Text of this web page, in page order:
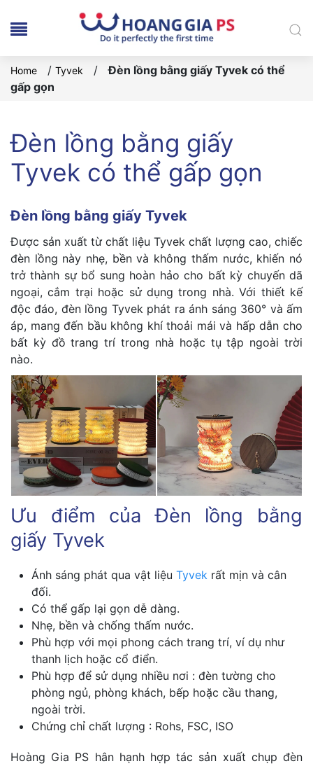
Home / Tyvek /
Đèn lồng bằng giấy Tyvek có thể
gấp gọn
Đèn lồng bằng giấy
Tyvek có thể gấp gọn
Đèn lồng bằng giấy Tyvek
Được sản xuất từ chất liệu Tyvek chất lượng cao, chiếc
đèn lồng này nhẹ, bền và không thấm nước, khiến nó
trở thành sự bổ sung hoàn hảo cho bất kỳ chuyến dã
ngoại, cắm trại hoặc sử dụng trong nhà. Với thiết kế
độc đáo, đèn lồng Tyvek phát ra ánh sáng 360° và ấm
áp, mang đến bầu không khí thoải mái và hấp dẫn cho
bất kỳ đồ trang trí trong nhà hoặc tụ tập ngoài trời
nào.
Ưu điểm của Đèn lồng bằng
giấy Tyvek
Ánh sáng phát qua vật liệu Tyvek rất mịn và cân
đối.
Có thể gấp lại gọn dễ dàng.
Nhẹ, bền và chống thấm nước.
Phù hợp với mọi phong cách trang trí, ví dụ như
thanh lịch hoặc cổ điển.
Phù hợp để sử dụng nhiều nơi : đèn tường cho
phòng ngủ, phòng khách, bếp hoặc cầu thang,
ngoài trời.
Chứng chỉ chất lượng : Rohs, FSC, ISO
Hoàng Gia PS hân hạnh hợp tác sản xuất chụp đèn